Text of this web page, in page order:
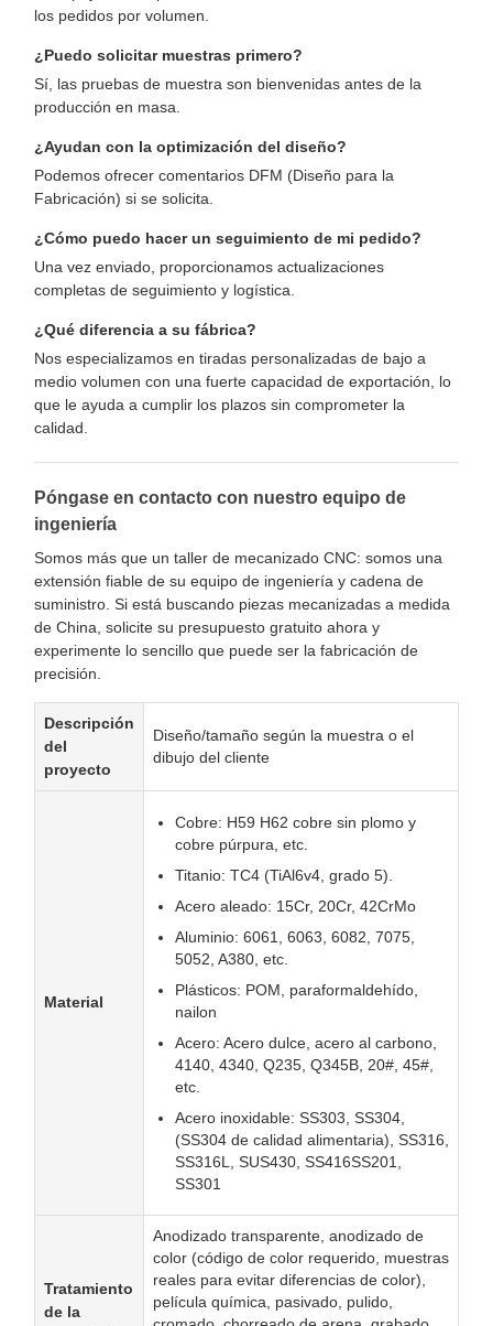
los pedidos por volumen.
¿Puedo solicitar muestras primero?
Sí, las pruebas de muestra son bienvenidas antes de la
producción en masa.
¿Ayudan con la optimización del diseño?
Podemos ofrecer comentarios DFM (Diseño para la
Fabricación) si se solicita.
¿Cómo puedo hacer un seguimiento de mi pedido?
Una vez enviado, proporcionamos actualizaciones
completas de seguimiento y logística.
¿Qué diferencia a su fábrica?
Nos especializamos en tiradas personalizadas de bajo a
medio volumen con una fuerte capacidad de exportación, lo
que le ayuda a cumplir los plazos sin comprometer la
calidad.
Póngase en contacto con nuestro equipo de
ingeniería
Somos más que un taller de mecanizado CNC: somos una
extensión fiable de su equipo de ingeniería y cadena de
suministro. Si está buscando piezas mecanizadas a medida
de China, solicite su presupuesto gratuito ahora y
experimente lo sencillo que puede ser la fabricación de
precisión.
Descripción
del
proyecto
Diseño/tamaño según la muestra o el
dibujo del cliente
Material
Cobre: H59 H62 cobre sin plomo y
cobre púrpura, etc.
Titanio: TC4 (TiAl6v4, grado 5).
Acero aleado: 15Cr, 20Cr, 42CrMo
Aluminio: 6061, 6063, 6082, 7075,
5052, A380, etc.
Plásticos: POM, paraformaldehído,
nailon
Acero: Acero dulce, acero al carbono,
4140, 4340, Q235, Q345B, 20#, 45#,
etc.
Acero inoxidable: SS303, SS304,
(SS304 de calidad alimentaria), SS316,
SS316L, SUS430, SS416SS201,
SS301
Tratamiento
de la
Anodizado transparente, anodizado de
color (código de color requerido, muestras
reales para evitar diferencias de color),
película química, pasivado, pulido,